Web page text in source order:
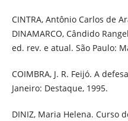
CINTRA, Antônio Carlos de
DINAMARCO, Cândido
ed. rev. e atual. São Paulo:
COIMBRA, J. R. Feijó. A
Janeiro: Destaque, 1995.
DINIZ, Maria Helena. Curso